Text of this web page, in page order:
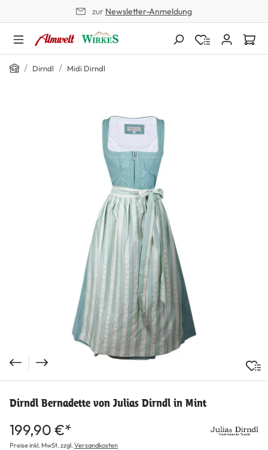
zur Newsletter-Anmeldung
Home
/ Dirndl / Midi Dirndl
Dirndl Bernadette von Julias Dirndl in Mint
199,90 €*
Preise inkl. MwSt. zzgl.Versandkosten